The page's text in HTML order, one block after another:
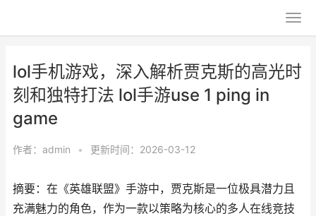
lol手机游戏，深入解析贾克斯的高光时
刻和独特打法 lol手游use 1 ping in
game
作者： admin • 更新时间：2026-03-12
摘要：在《英雄联盟》手游中，贾克斯是一位极具潜力且
充满魅力的角色，作为一款以策略为核心的多人在线竞技